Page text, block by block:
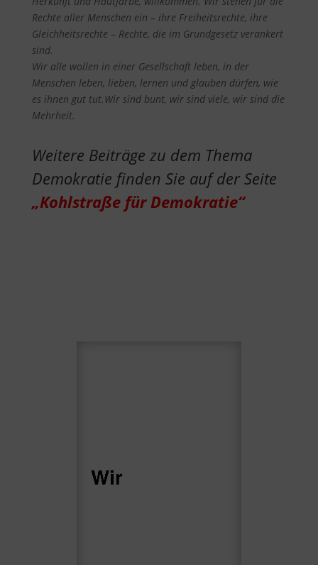
Rechte aller Menschen ein – ihre Freiheitsrechte, ihre
Gleichheitsrechte – Rechte, die im Grundgesetz verankert
sind.
Wir alle wollen in einer Gesellschaft leben, in der
Menschen leben, lieben, lernen und glauben dürfen, wie
es ihnen gut tut. Wir sind bunt, wir sind viele, wir sind die
Mehrheit.
Weitere Beiträge zu dem Thema
Demokratie finden Sie auf der Seite
„Kohlstraße für Demokratie“